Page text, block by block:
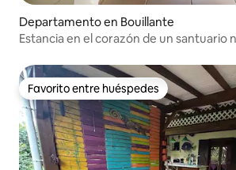
Departamento en Bouillante
Estancia en el corazón de un santuario
Favorito entre huéspedes
Favorito entre huéspedes